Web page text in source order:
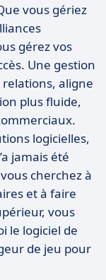
vous gériez
gérez vos
Une gestion
aligne
plus fluide,
logicielles,
jamais été
cherchez à
et à faire
vous
le logiciel de
de jeu pour